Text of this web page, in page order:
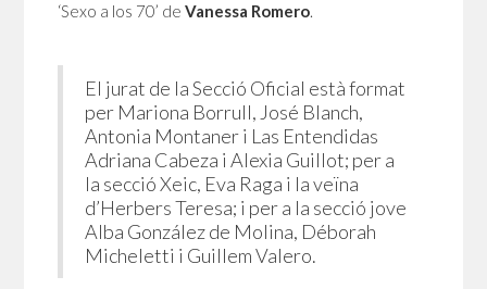
‘Sexo a los 70’ de Vanessa Romero.
El jurat de la Secció Oficial està format
per Mariona Borrull, José Blanch,
Antonia Montaner i Las Entendidas
Adriana Cabeza i Alexia Guillot; per a
la secció Xeic, Eva Raga i la veïna
d’Herbers Teresa; i per a la secció jove
Alba González de Molina, Déborah
Micheletti i Guillem Valero.